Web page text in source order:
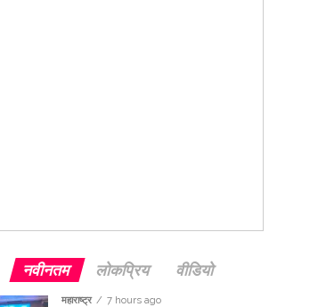
नवीनतम लोकप्रिय वीडियो
महाराष्ट्र 7 hours ago